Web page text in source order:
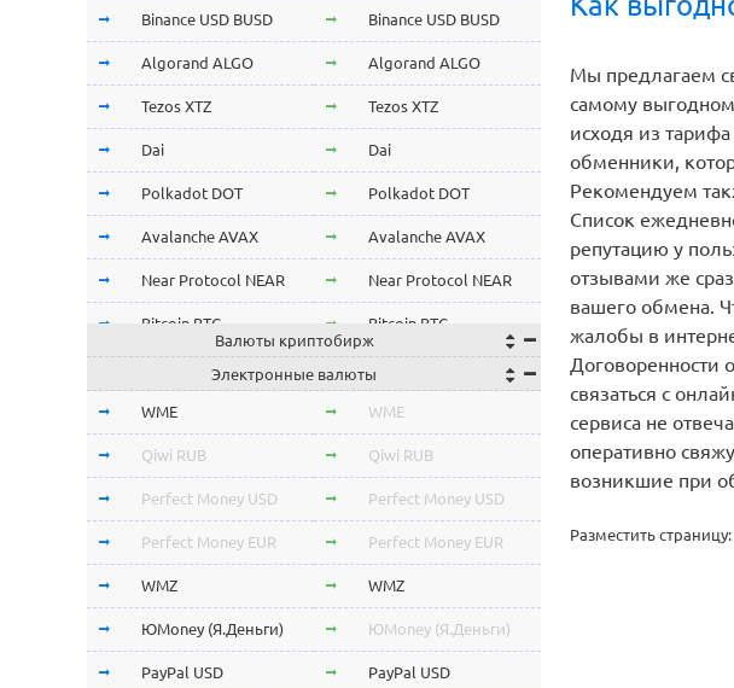
Мы предлагаем
самому
исходя из
обменники,
Рекомендуем
Список
репутацию у
отзывами же
вашего обмена.
жалобы в
Договоренности
связаться с
сервиса не
оперативно
Binance USD BUSD Binance USD BUSD
Algorand ALGO Algorand ALGO
Tezos XTZ Tezos XTZ
Dai Dai
Polkadot DOT Polkadot DOT
Avalanche AVAX Avalanche AVAX
Near Protocol NEAR Near Protocol NEAR
Bitcoin BTC Bitcoin BTC
Terra LUNA
Cardano ADA Cardano ADA
OmiseGo OMG OmiseGo OMG
Verge XVG Verge XVG
BitTorrent BTT BitTorrent BTT
Stellar Lumens XLM Stellar Lumens XLM
EOS EOS
NEO NEO
Валюты криптобирж
Электронные валюты
WME WME
Qiwi RUB Qiwi RUB
Perfect Money USD Perfect Money USD
Perfect Money EUR Perfect Money EUR
WMZ WMZ
ЮMoney (Я.Деньги) ЮMoney (Я.Деньги)
PayPal USD PayPal USD